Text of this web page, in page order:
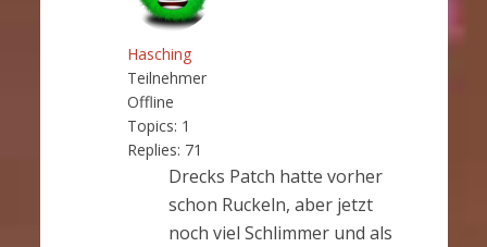
Hasching
Teilnehmer
Offline
Topics: 1
Replies: 71
Drecks Patch hatte vorher
schon Ruckeln, aber jetzt
noch viel Schlimmer und als